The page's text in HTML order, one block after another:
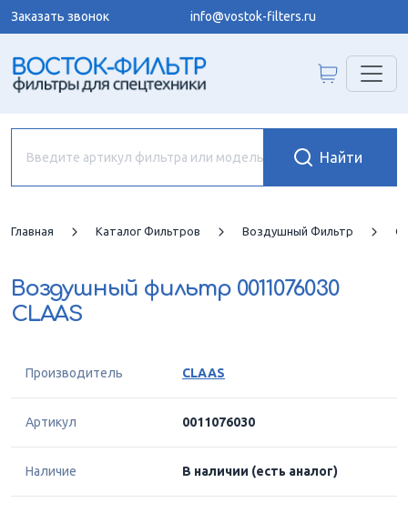
Заказать звонок info@vostok-filters.ru
Главная Каталог Фильтров Воздушный Фильтр
Воздушный фильтр 0011076030
CLAAS
Производитель CLAAS
Артикул 0011076030
Наличие В наличии (есть аналог)